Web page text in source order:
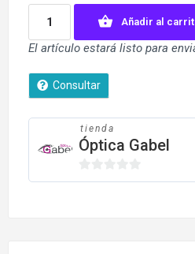
Añadir al
El artículo estará listo para
Consultar
tienda
Óptica Gabel
0